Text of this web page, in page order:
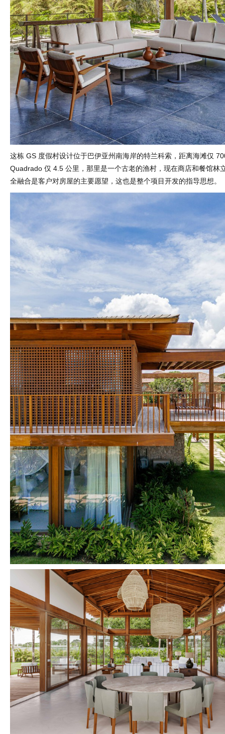
这栋 GS 度假村设计位于巴伊亚州南海岸的特兰科索，距离海滩仅
Quadrado 仅 4.5 公里，那里是一个古老的渔村，现在商店和餐馆林
全融合是客户对房屋的主要愿望，这也是整个项目开发的指导思想。